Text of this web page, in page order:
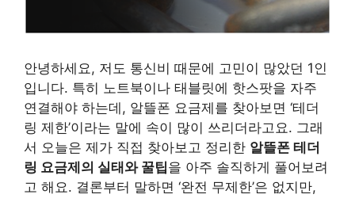
안녕하세요, 저도 통신비 때문에 고민이 많았던 1인
입니다. 특히 노트북이나 태블릿에 핫스팟을 자주
연결해야 하는데, 알뜰폰 요금제를 찾아보면 ‘테더
링 제한’이라는 말에 속이 많이 쓰리더라고요. 그래
서 오늘은 제가 직접 찾아보고 정리한 알뜰폰 테더
링 요금제의 실태와 꿀팁을 아주 솔직하게 풀어보려
고 해요. 결론부터 말하면 ‘완전 무제한’은 없지만,